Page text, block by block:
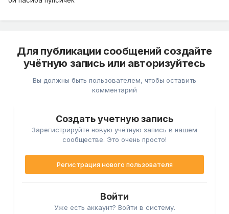
Для публикации сообщений создайте
учётную запись или авторизуйтесь
Вы должны быть пользователем, чтобы оставить
комментарий
Создать учетную запись
Зарегистрируйте новую учётную запись в нашем
сообществе. Это очень просто!
Регистрация нового пользователя
Войти
Уже есть аккаунт? Войти в систему.